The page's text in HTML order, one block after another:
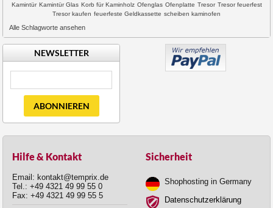
Kamintür Kamintür Glas Korb für Kaminholz Ofenglas Ofenplatte Tresor Tresor feuerfest
Tresor kaufen feuerfeste Geldkassette scheiben kaminofen
Alle Schlagworte ansehen
NEWSLETTER
ABONNIEREN
Hilfe & Kontakt
Email: kontakt@temprix.de
Tel.: +49 4321 49 99 55 0
Fax: +49 4321 49 99 55 5
Sicherheit
Shophosting in Germany
Datenschutzerklärung